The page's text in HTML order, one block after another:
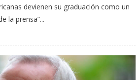
devienen su graduación como un
la prensa”...